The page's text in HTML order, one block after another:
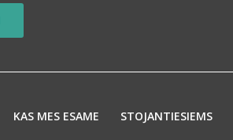
KAS MES ESAME STOJANTIESIEMS